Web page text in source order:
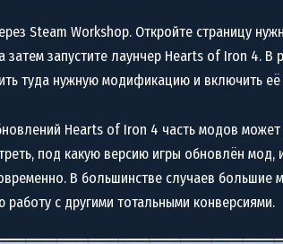
Steam Workshop. Откройте страницу
затем запустите лаунчер Hearts of Iron 4. В
туда нужную модификацию и включить её
Hearts of Iron 4 часть модов
под какую версию игры обновлён мод,
В большинстве случаев большие
работу с другими тотальными конверсиями.